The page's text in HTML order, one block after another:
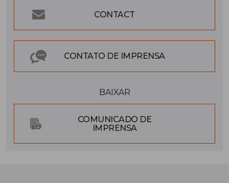
CONTACT
CONTATO DE IMPRENSA
BAIXAR
COMUNICADO DE
IMPRENSA